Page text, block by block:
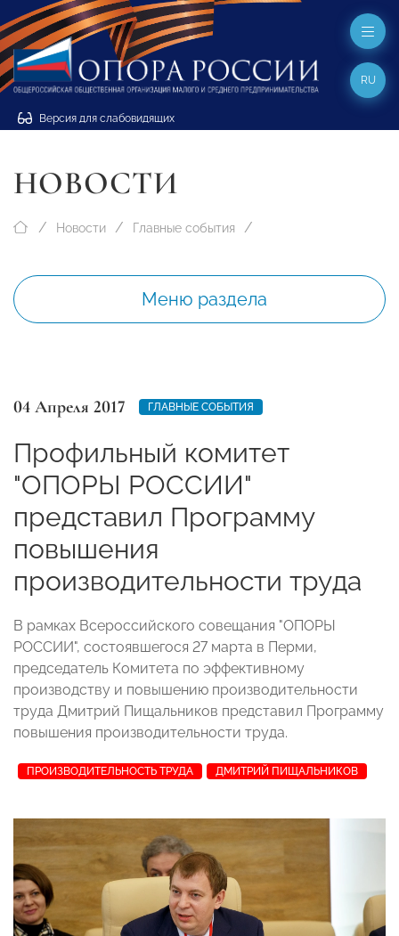
Версия для слабовидящих
RU
НОВОСТИ
Новости Главные события
Меню раздела
04 Апреля 2017 ГЛАВНЫЕ СОБЫТИЯ
Профильный комитет
"ОПОРЫ РОССИИ"
представил Программу
повышения
производительности труда
В рамках Всероссийского совещания "ОПОРЫ
РОССИИ", состоявшегося 27 марта в Перми,
председатель Комитета по эффективному
производству и повышению производительности
труда Дмитрий Пищальников представил Программу
повышения производительности труда.
ПРОИЗВОДИТЕЛЬНОСТЬ ТРУДА ДМИТРИЙ ПИЩАЛЬНИКОВ